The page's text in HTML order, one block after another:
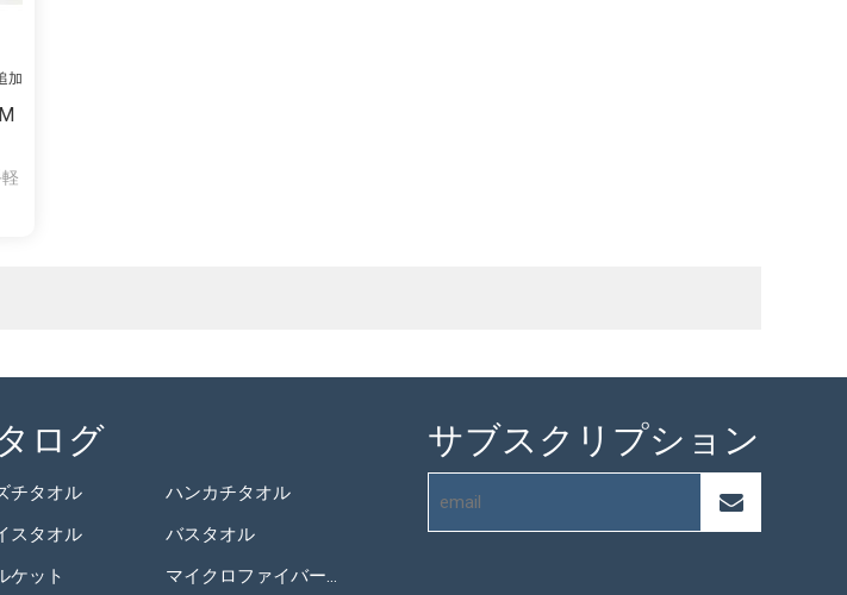
加
ログ
チタオル
ハンカチタオル
スタオル
バスタオル
ケット
マイクロファイバータオル
サブスクリプション